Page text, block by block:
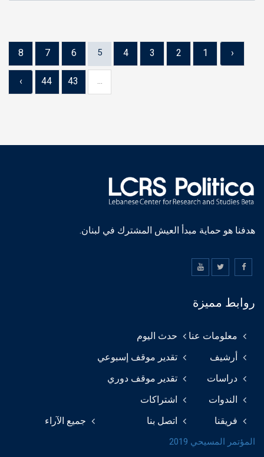
‹
1
2
3
4
5
6
7
8
...
43
44
›
هدفنا هو حماية مبدأ العيش المشترك في لبنان.
روابط مميزة
معلومات عنا
أرشيف
دراسات
الندوات
فريقنا
حدث اليوم
تقدير موقف إسبوعي
تقدير موقف دوري
اشتراكات
اتصل بنا
جميع الآراء
المؤتمر المسيحي 2019